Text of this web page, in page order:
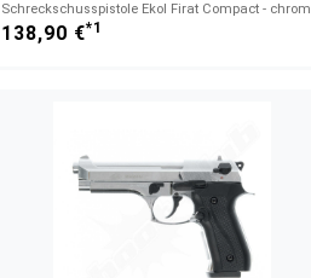
Schreckschusspistole Ekol Firat Compact - chrom
138,90 €*1